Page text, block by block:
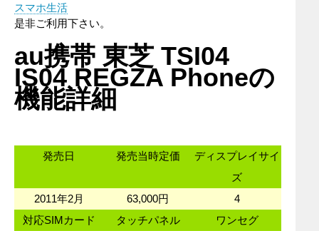
スマホ生活
是非ご利用下さい。
au携帯 東芝 TSI04
IS04 REGZA Phoneの
機能詳細
発売日 発売当時定価
ディスプレイサイ
ズ
2011年2月
63,000円
4
対応SIMカード
タッチパネル
ワンセグ